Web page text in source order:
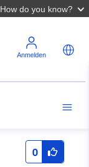
How do you know?
Anmelden
0